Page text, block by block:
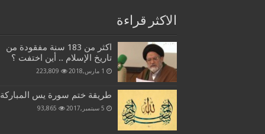
الاكثر قراءة
اكثر من 183 سنة مفقودة من
تاريخ الإسلام .. أين اختفت ؟
1 مارس,2018 223,809
طريقة ختم سورة يس المباركة
5 سبتمبر,2017 93,865